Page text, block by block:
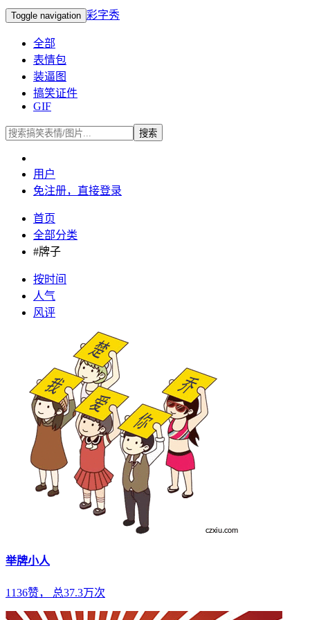
Toggle navigation 彩字秀
全部
表情包
装逼图
搞笑证件
GIF
搜索
用户
免注册，直接登录
首页
全部分类
#牌子
按时间
人气
风评
举牌小人
1136赞， 总37.3万次